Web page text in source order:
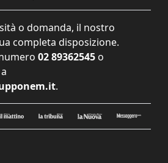
o domanda, il nostro
completa disposizione.
02 89362545 o
.